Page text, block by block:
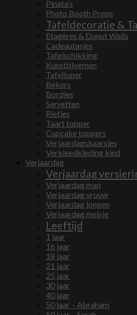
Pinata’s
Photo Booth Props
Tafeldecoratie &
Etagères & Donut Walls
Cadeautasjes
Tafelschikking
Kunstbloemen
Tafelloper
Bekers
Bordjes
Servetten
Rietjes
Taart topper
Cupcake toppers
Verjaardagskaarsjes
Verkleedkleding kind
Verjaardag
Verjaardag
Verjaardag man
Verjaardag vrouw
Verjaardag jongen
Verjaardag meisje
Leeftijd
1 jaar
16 jaar
18 jaar
21 jaar
25 jaar
30 jaar
40 jaar
50 jaar – Abraham